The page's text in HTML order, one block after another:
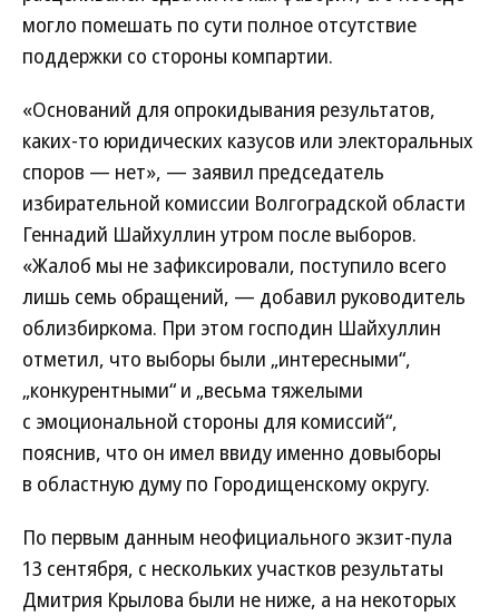
могло помешать по сути полное отсутствие
поддержки со стороны компартии.
«Оснований для опрокидывания результатов,
каких-то юридических казусов или электоральных
споров — нет», — заявил председатель
избирательной комиссии Волгоградской области
Геннадий Шайхуллин утром после выборов.
«Жалоб мы не зафиксировали, поступило всего
лишь семь обращений, — добавил руководитель
облизбиркома. При этом господин Шайхуллин
отметил, что выборы были „интересными“,
„конкурентными“ и „весьма тяжелыми
с эмоциональной стороны для комиссий“,
пояснив, что он имел ввиду именно довыборы
в областную думу по Городищенскому округу.
По первым данным неофициального экзит-пула
13 сентября, с нескольких участков результаты
Дмитрия Крылова были не ниже, а на некоторых